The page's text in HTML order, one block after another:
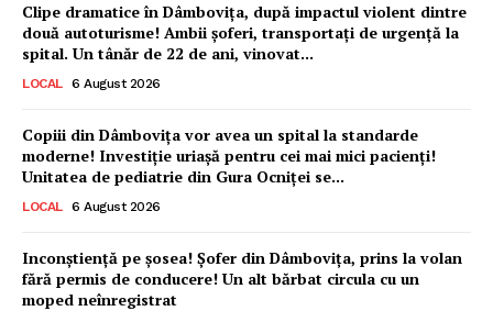
Clipe dramatice în Dâmbovița, după impactul violent dintre
două autoturisme! Ambii șoferi, transportați de urgență la
spital. Un tânăr de 22 de ani, vinovat...
LOCAL 6 August 2026
Copiii din Dâmbovița vor avea un spital la standarde
moderne! Investiție uriașă pentru cei mai mici pacienți!
Unitatea de pediatrie din Gura Ocniței se...
LOCAL 6 August 2026
Inconștiență pe șosea! Șofer din Dâmbovița, prins la volan
fără permis de conducere! Un alt bărbat circula cu un
moped neînregistrat